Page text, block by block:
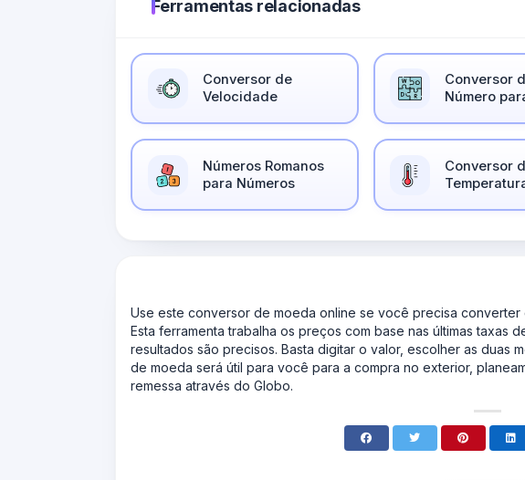
Ferramentas relacionadas
Conversor de
Velocidade
Conversor
Número
Números Romanos
para Números
Conversor
Use este conversor de moeda online se você precisa converter
Esta ferramenta trabalha os preços com base nas últimas taxas
resultados são precisos. Basta digitar o valor, escolher as duas
de moeda será útil para você para a compra no exterior,
remessa através do Globo.